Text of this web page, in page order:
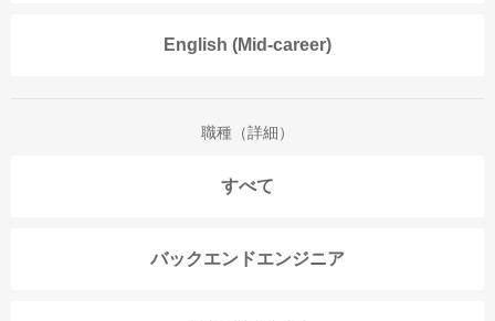
English (Mid-career)
職種（詳細）
すべて
バックエンドエンジニア